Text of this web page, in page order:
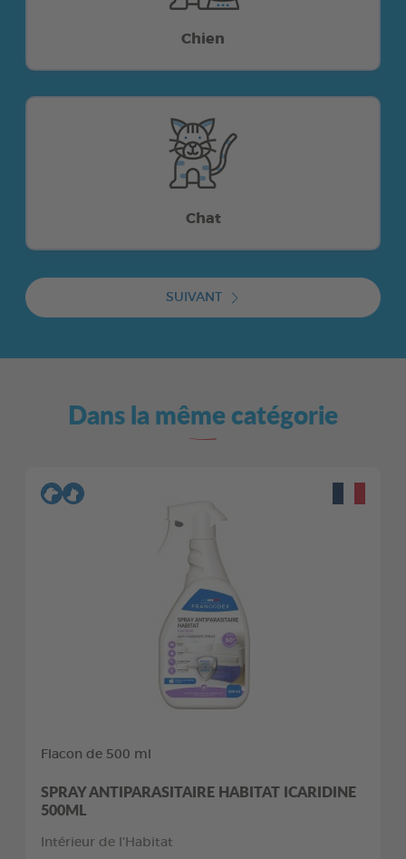
Chien
Chat
SUIVANT
Dans la même catégorie
Flacon de 500 ml
SPRAY ANTIPARASITAIRE HABITAT ICARIDINE
500ML
Intérieur de l'Habitat